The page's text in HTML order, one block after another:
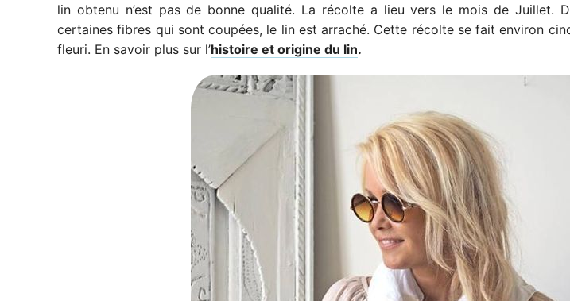
lin obtenu n’est pas de bonne qualité. La récolte a lieu vers le mois de Juillet.
certaines fibres qui sont coupées, le lin est arraché. Cette récolte se fait environ
fleuri. En savoir plus sur l’histoire et origine du lin.